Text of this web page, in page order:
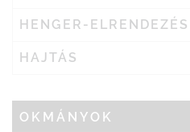
HENGER-ELRENDEZÉS
HAJTÁS
OKMÁNYOK